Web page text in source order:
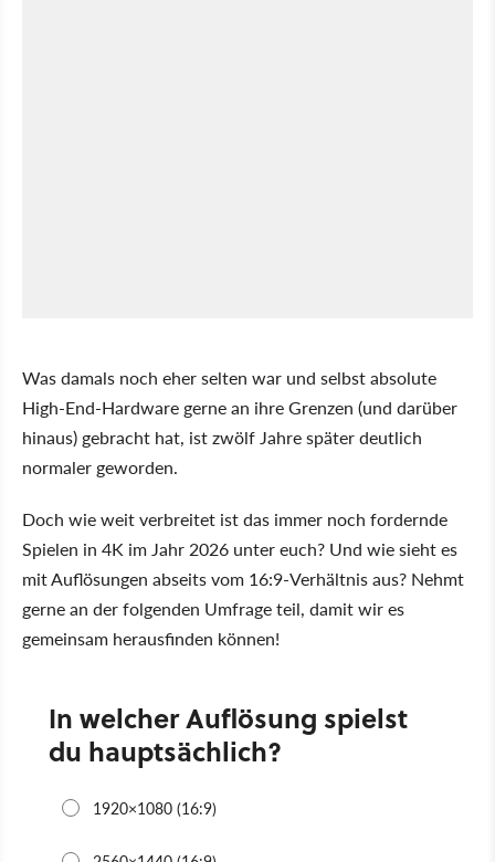
Was damals noch eher selten war und selbst absolute
High-End-Hardware gerne an ihre Grenzen (und darüber
hinaus) gebracht hat, ist zwölf Jahre später deutlich
normaler geworden.
Doch wie weit verbreitet ist das immer noch fordernde
Spielen in 4K im Jahr 2026 unter euch? Und wie sieht es
mit Auflösungen abseits vom 16:9-Verhältnis aus? Nehmt
gerne an der folgenden Umfrage teil, damit wir es
gemeinsam herausfinden können!